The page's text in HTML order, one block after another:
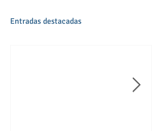
Entradas destacadas